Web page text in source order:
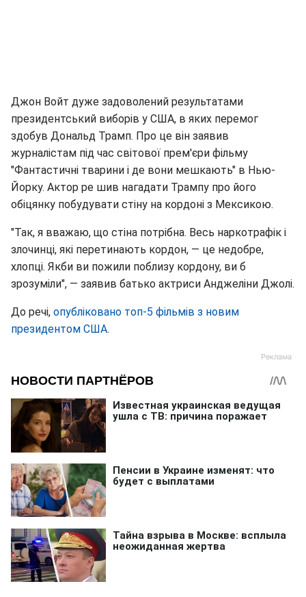
Джон Войт дуже задоволений результатами
президентський виборів у США, в яких перемог
здобув Дональд Трамп. Про це він заявив
журналістам під час світової прем'єри фільму
"Фантастичні тварини і де вони мешкають" в Нью-
Йорку. Актор ре шив нагадати Трампу про його
обіцянку побудувати стіну на кордоні з Мексикою.
"Так, я вважаю, що стіна потрібна. Весь наркотрафік і
злочинці, які перетинають кордон, — це недобре,
хлопці. Якби ви пожили поблизу кордону, ви б
зрозуміли", — заявив батько актриси Анджеліни Джолі.
До речі, опубліковано топ-5 фільмів з новим
президентом США.